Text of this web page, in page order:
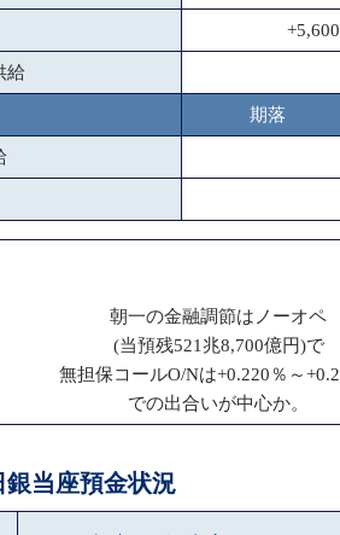
+5,600
給
期落
朝一の金融調節はノーオペ
(当預残521兆8,700億円)で
無担保コールO/Nは+0.220％～
での出合いが中心か。
銀当座預金状況